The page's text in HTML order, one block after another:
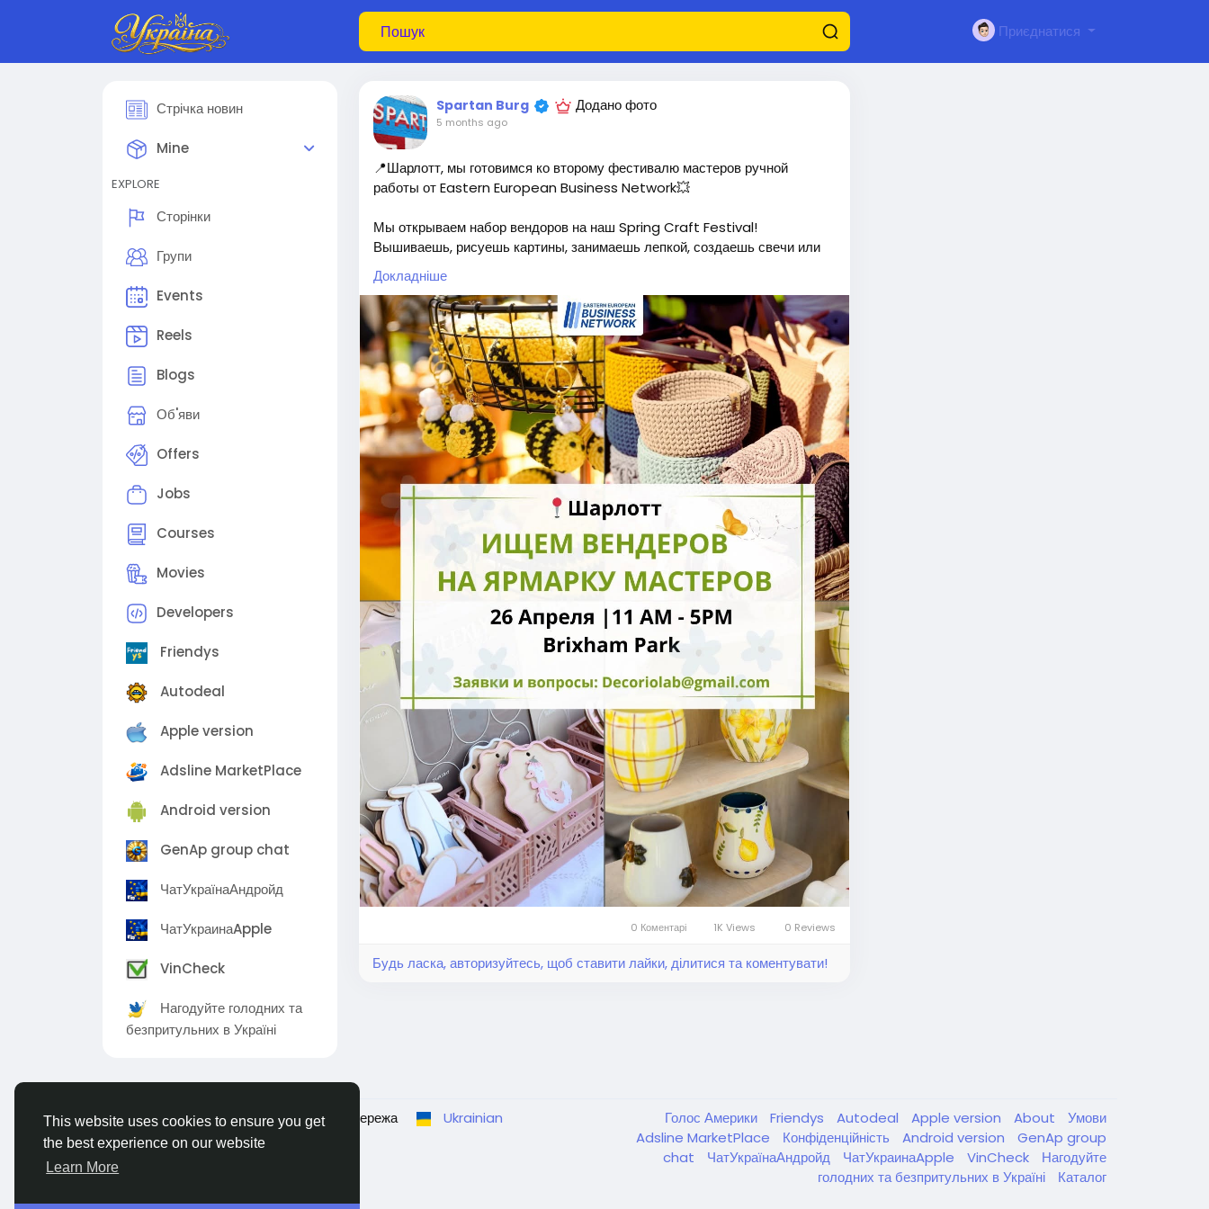
This website uses cookies to ensure you get
the best experience on our website
Learn More
Приєднатися
Стрічка новин
Mine
EXPLORE
Сторінки
Групи
Events
Reels
Blogs
Об'яви
Offers
Jobs
Courses
Movies
Developers
Friendys
Autodeal
Apple version
Adsline MarketPlace
Android version
GenAp group chat
ЧатУкраїнаАндройд
ЧатУкраинаApple
VinCheck
Нагодуйте голодних та
безпритульних в Україні
Spartan Burg Додано фото
5 months ago
📍Шарлотт, мы готовимся ко второму фестивалю мастеров ручной
работы от Eastern European Business Network💥
Мы открываем набор вендоров на наш Spring Craft Festival!
Вышиваешь, рисуешь картины, занимаешь лепкой, создаешь свечи или
украшение - тебе к нам!
📣 Зачем участвовать?
• Более 300 гостей
• Возможность заявить о себе, продать, найти клиентов и партнёров
• Долгосрочные связи с креативным сообществом города
• Поддержка и продвижение от торговой палаты
• Про тебя будут говорить. Тебя будут ждать.
Детали фестиваля:
26 апреля с 11.00 до 5.00
Адрес: Brixham Park
🤝 Присоединяйся! Заполни заявку на участие
https://docs.google.com/forms/d/e/1FAIpQLSf3if4A7XIcnjhWxmlciOP
1JqCmHgjcBI9N3yl9n23oASGb0A/viewform?usp=header
🙋‍♀️ Вопросы? Пиши: Катерина — decoriolab@gmail.com
🫶 Вместе мы создаём новую культурную волну Шарлотт — где малый
бизнес, творчество и стиль объединяются в одно мощное движение.
📍Создаём стиль, сообщество и новую историю города — вместе.
Докладніше
0 Коментарі 1K Views 0 Reviews
Будь ласка, авторизуйтесь, щоб ставити лайки, ділитися та коментувати!
© 2026 Ukraina - Українська соціальна мережа Ukrainian Голос Америки Friendys Autodeal Apple version About
Умови
Adsline MarketPlace
Конфіденційність Android version
GenAp group
chat
ЧатУкраїнаАндройд ЧатУкраинаApple VinCheck
Нагодуйте
голодних та безпритульних в Україні
Каталог